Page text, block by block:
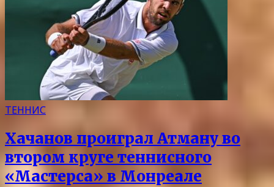
ТЕННИС
Хачанов проиграл Атману во
втором круге теннисного
«Мастерса» в Монреале